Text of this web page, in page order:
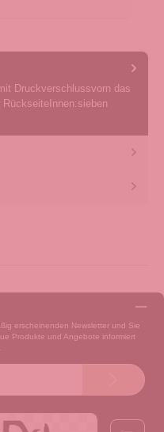
Druckverschlussvorn das
RückseiteInnen:sieben
erscheinenden Newsletter und Sie
Produkte und Angebote informiert